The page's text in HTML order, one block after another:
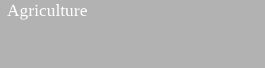
Agriculture